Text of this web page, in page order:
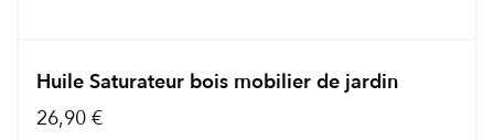
Huile Saturateur bois mobilier de jardin
26,90 €